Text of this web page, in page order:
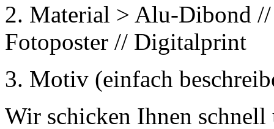
2. Material > Alu-Dibond
Fotoposter // Digitalprint
3. Motiv (einfach
Wir schicken Ihnen